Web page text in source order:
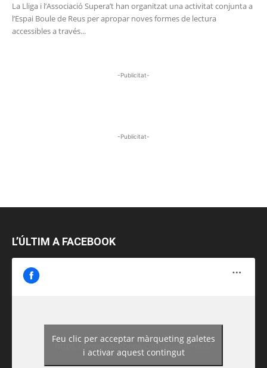
La Lliga i l’Associació Supera’t han organitzat una activitat conjunta a
l’Espai Boule de Reus per apropar noves formes de lectura
accessibles a través...
-Publicitat-
-Publicitat-
L’ÚLTIM A FACEBOOK
https://www.facebook.com/guiadereus/
Feu clic per acceptar màrqueting galetes
i activar aquest contingut